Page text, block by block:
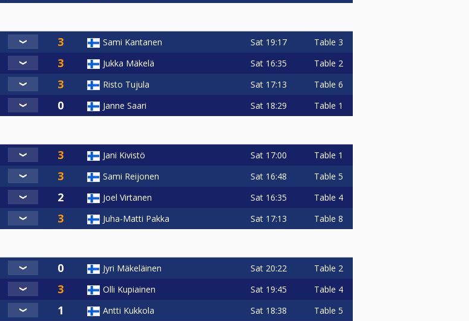
Sami Kantanen Sat 19:17 Table 3
Jukka Mäkelä Sat 16:35 Table 2
Risto Tujula Sat 17:13 Table 6
Janne Saari Sat 18:29 Table 1
Jani Kivistö Sat 17:00 Table 1
Sami Reijonen Sat 16:48 Table 5
Joel Virtanen Sat 16:35 Table 4
Juha-Matti Pakka Sat 17:13 Table 8
Jyri Mäkeläinen Sat 20:22 Table 2
Olli Kupiainen Sat 19:45 Table 4
Antti Kukkola Sat 18:38 Table 5